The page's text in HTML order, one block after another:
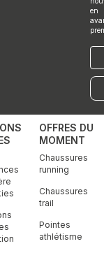
en
OFFRES DU
MOMENT
Chaussures
running
Chaussures
trail
Pointes
athlétisme